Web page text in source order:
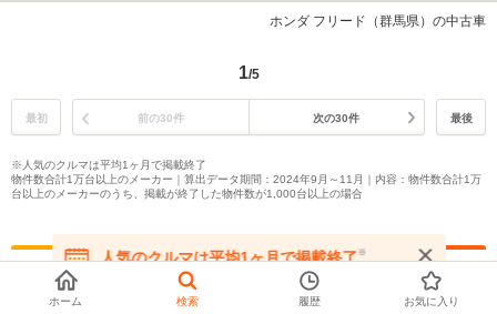
ホンダ フリード（群馬県）の中古車
1/5
最初 前の30件 次の30件 最後
※人気のクルマは平均1ヶ月で掲載終了
物件数合計1万台以上のメーカー｜算出データ期間：2024年9月～11月｜内容：物件数合計1万
台以上のメーカーのうち、掲載が終了した物件数が1,000台以上の場合
よく一緒に検討される車種を比較
人気のクルマは平均1ヶ月で掲載終了※
在庫が無くなる前にお問い合わせください
ホーム 検索 履歴 お気に入り